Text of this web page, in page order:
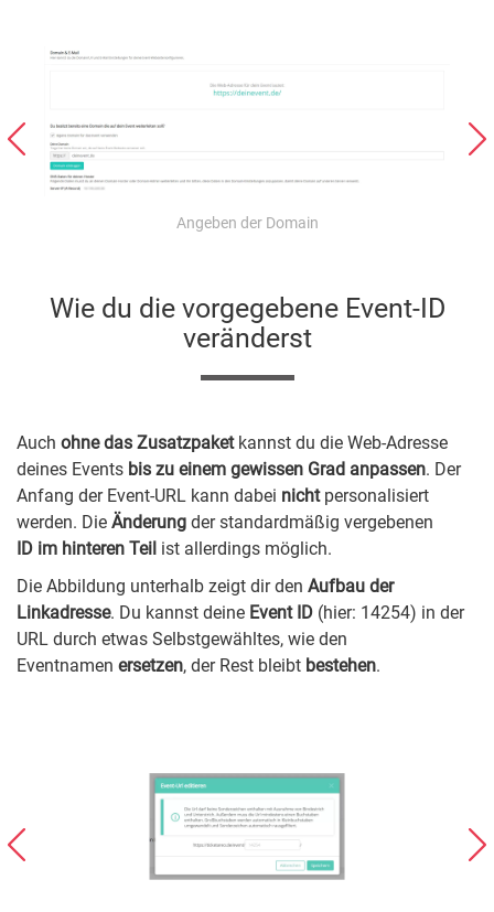
Angeben der Domain
Wie du die vorgegebene Event-ID
veränderst
Auch ohne das Zusatzpaketkannst du die Web-Adresse
deines Events bis zu einem gewissen Grad anpassen. Der
Anfang der Event-URL kann dabei nichtpersonalisiert
werden. Die Änderung der standardmäßig vergebenen
ID im hinteren Teil ist allerdings möglich.
Die Abbildung unterhalb zeigt dir den Aufbau der
Linkadresse. Du kannst deine Event ID (hier: 14254) in der
URL durch etwas Selbstgewähltes, wie den
Eventnamen ersetzen, der Rest bleibt bestehen.